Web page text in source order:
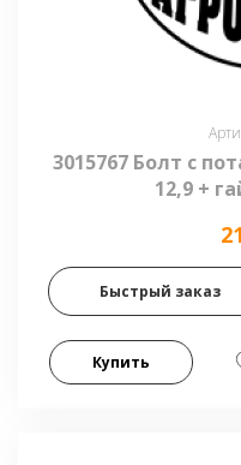
3015767 Болт с
12,9 +
Быстрый заказ
Купить